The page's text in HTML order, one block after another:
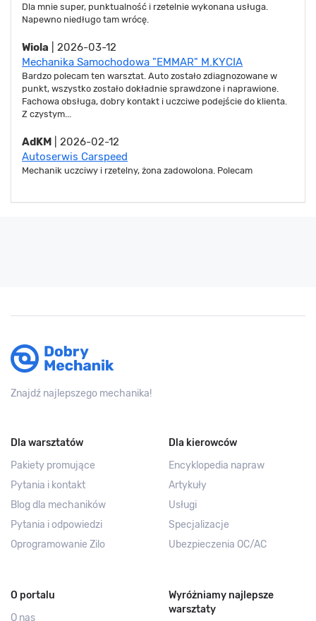
Dla mnie super, punktualność i rzetelnie wykonana usługa.
Napewno niedługo tam wrócę.
Wiola | 2026-03-12
Mechanika Samochodowa "EMMAR" M.KYCIA
Bardzo polecam ten warsztat. Auto zostało zdiagnozowane w
punkt, wszystko zostało dokładnie sprawdzone i naprawione.
Fachowa obsługa, dobry kontakt i uczciwe podejście do klienta.
Z czystym...
AdKM | 2026-02-12
Autoserwis Carspeed
Mechanik uczciwy i rzetelny, żona zadowolona. Polecam
Znajdź najlepszego mechanika!
Dla warsztatów
Pakiety promujące
Pytania i kontakt
Blog dla mechaników
Pytania i odpowiedzi
Oprogramowanie Zilo
Dla kierowców
Encyklopedia napraw
Artykuły
Usługi
Specjalizacje
Ubezpieczenia OC/AC
O portalu
O nas
Wyróżniamy najlepsze
warsztaty